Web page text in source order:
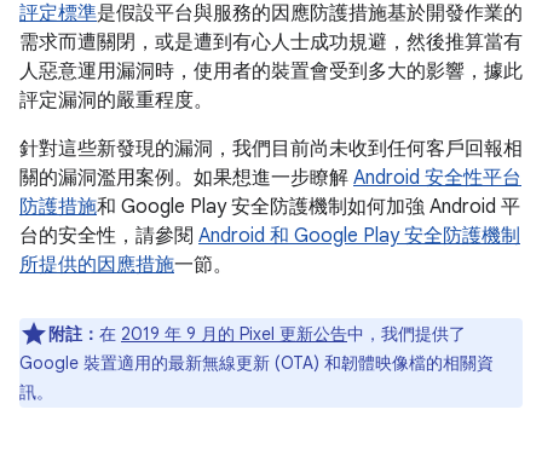
評定標準是假設平台與服務的因應防護措施基於開發作業的
需求而遭關閉，或是遭到有心人士成功規避，然後推算當有
人惡意運用漏洞時，使用者的裝置會受到多大的影響，據此
評定漏洞的嚴重程度。
針對這些新發現的漏洞，我們目前尚未收到任何客戶回報相
關的漏洞濫用案例。如果想進一步瞭解 Android 安全性平台
防護措施和 Google Play 安全防護機制如何加強 Android 平
台的安全性，請參閱 Android 和 Google Play 安全防護機制
所提供的因應措施一節。
附註： 在 2019 年 9 月的 Pixel 更新公告中，我們提供了
Google 裝置適用的最新無線更新 (OTA) 和韌體映像檔的相關資
訊。